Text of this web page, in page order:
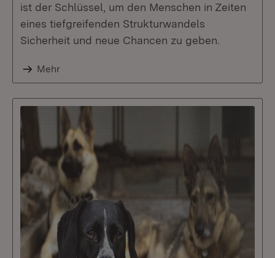
ist der Schlüssel, um den Menschen in Zeiten
eines tiefgreifenden Strukturwandels
Sicherheit und neue Chancen zu geben.
Mehr